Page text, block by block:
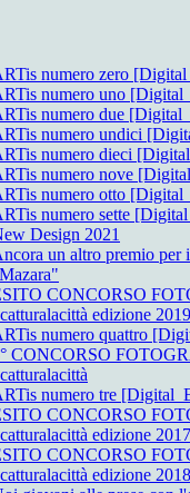
numero zero
numero uno
numero due
numero undici
numero dieci
numero nove
numero otto
numero sette
Design 2021
un altro premio
CONCORSO
edizione 2019
numero quattro
CONCORSO
numero tre
CONCORSO
edizione 2017
CONCORSO
edizione 2018